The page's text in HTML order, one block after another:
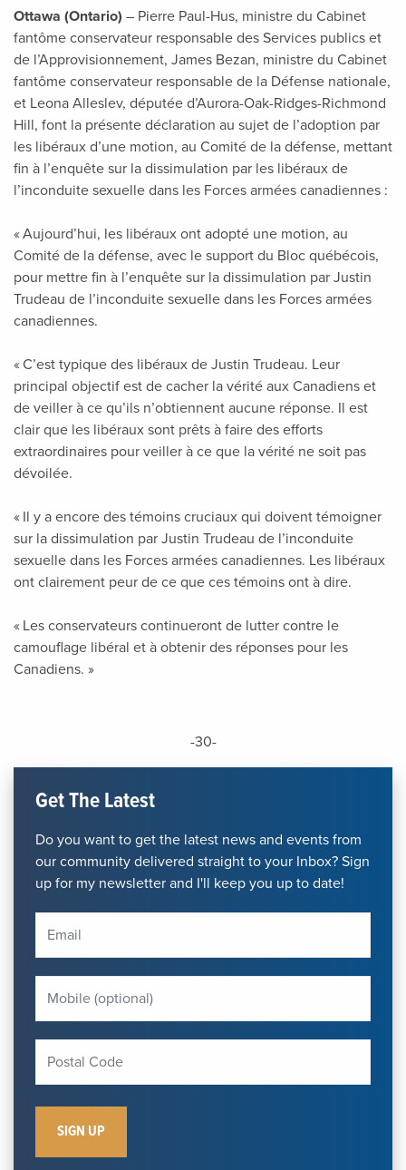
Ottawa (Ontario) – Pierre Paul-Hus, ministre du Cabinet
fantôme conservateur responsable des Services publics et
de l’Approvisionnement, James Bezan, ministre du Cabinet
fantôme conservateur responsable de la Défense nationale,
et Leona Alleslev, députée d’Aurora-Oak-Ridges-Richmond
Hill, font la présente déclaration au sujet de l’adoption par
les libéraux d’une motion, au Comité de la défense, mettant
fin à l’enquête sur la dissimulation par les libéraux de
l’inconduite sexuelle dans les Forces armées canadiennes :
« Aujourd’hui, les libéraux ont adopté une motion, au
Comité de la défense, avec le support du Bloc québécois,
pour mettre fin à l’enquête sur la dissimulation par Justin
Trudeau de l’inconduite sexuelle dans les Forces armées
canadiennes.
« C’est typique des libéraux de Justin Trudeau. Leur
principal objectif est de cacher la vérité aux Canadiens et
de veiller à ce qu’ils n’obtiennent aucune réponse. Il est
clair que les libéraux sont prêts à faire des efforts
extraordinaires pour veiller à ce que la vérité ne soit pas
dévoilée.
« Il y a encore des témoins cruciaux qui doivent témoigner
sur la dissimulation par Justin Trudeau de l’inconduite
sexuelle dans les Forces armées canadiennes. Les libéraux
ont clairement peur de ce que ces témoins ont à dire.
« Les conservateurs continueront de lutter contre le
camouflage libéral et à obtenir des réponses pour les
Canadiens. »
-30-
Get The Latest
Do you want to get the latest news and events from
our community delivered straight to your Inbox? Sign
up for my newsletter and I'll keep you up to date!